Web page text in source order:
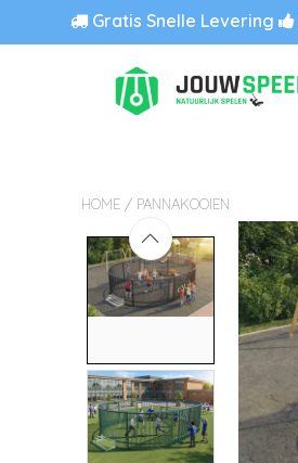
Gratis Snelle Levering
HOME / PANNAKOOIEN